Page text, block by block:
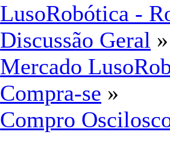
LusoRobótica -
Discussão Geral »
Mercado
Compra-se »
Compro